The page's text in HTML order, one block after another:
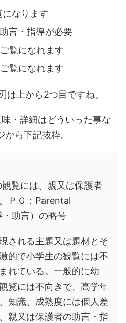
なります
言・指導が必要
覧になれます
覧になれます
は上から2つ目ですね。
・詳細はどういった事な
ら下記抜粋。
覧には、親又は保護者
ＰＧ：Parental
助言）の略号
される主題又は題材とそ
的で小学生の観覧には不
れている。一般的に幼
覧には不向きで、高学年
知識、成熟度には個人差
親又は保護者の助言・指